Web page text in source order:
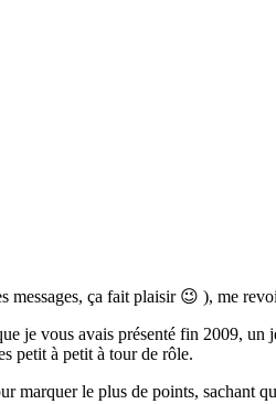
messages, ça fait plaisir 😉 ), me
je vous avais présenté fin 2009,
petit à petit à tour de rôle.
marquer le plus de points, sachant